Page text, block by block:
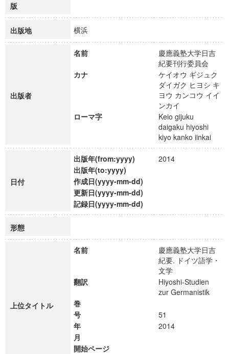
版
出版地 横浜
出版者
名前
慶應義塾大学日吉
紀要刊行委員会
カナ
ケイオウ ギジュク
ダイガク ヒヨシ キ
ヨウ カンコウ イイ
ンカイ
ローマ字
Keio gijuku
daigaku hiyoshi
kiyo kanko iinkai
日付
出版年(from:yyyy)
2014
出版年(to:yyyy)
作成日(yyyy-mm-dd)
更新日(yyyy-mm-dd)
記録日(yyyy-mm-dd)
形態
上位タイトル
名前
慶應義塾大学日吉
紀要. ドイツ語学・
文学
翻訳
Hiyoshi-Studien
zur Germanistik
巻
号
51
年
2014
月
開始ページ